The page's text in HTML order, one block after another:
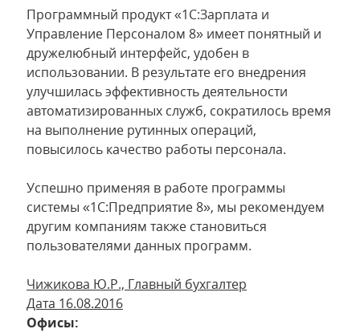
Программный продукт «1С:Зарплата и
Управление Персоналом 8» имеет понятный и
дружелюбный интерфейс, удобен в
использовании. В результате его внедрения
улучшилась эффективность деятельности
автоматизированных служб, сократилось время
на выполнение рутинных операций,
повысилось качество работы персонала.
Успешно применяя в работе программы
системы «1С:Предприятие 8», мы рекомендуем
другим компаниям также становиться
пользователями данных программ.
Чижикова Ю.Р., Главный бухгалтер
Дата 16.08.2016
Офисы: